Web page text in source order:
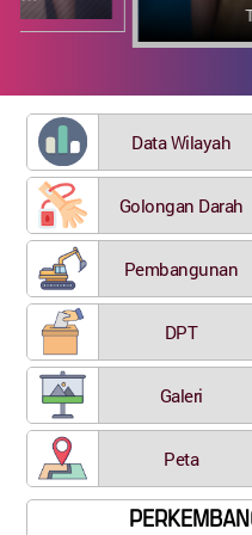
Data Wilayah
Golongan Darah
Pembangunan
DPT
Galeri
Peta